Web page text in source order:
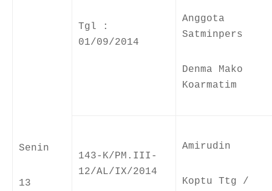
Senin
13
Tgl :
01/09/2014
Anggota
Satminpers
Denma Mako
Koarmatim
143-K/PM.III-
12/AL/IX/2014
Amirudin
Koptu Ttg /